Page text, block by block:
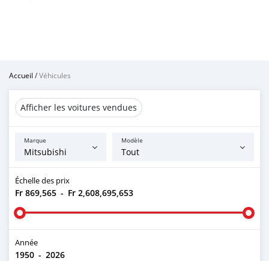
Accueil /Véhicules
Afficher les voitures vendues
Marque Modèle
Échelle des prix
Fr 869,565 - Fr 2,608,695,653
Année
1950 - 2026